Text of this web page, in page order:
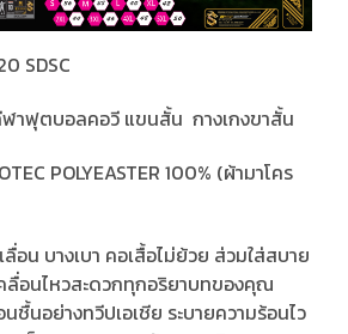
SDSC
าฟุตบอลคอวี แขนสั้น กางเกงขาสั้น
POLYEASTER 100% (ผ้ามาโคร
น บางเบา คอเสื้อไม่ย้วย ส่วมใส่สบาย
ลื่อนไหวสะดวกทุกอริยาบทของคุณ
นชื้นอย่างทวีปเอเชีย ระบายความร้อนไว